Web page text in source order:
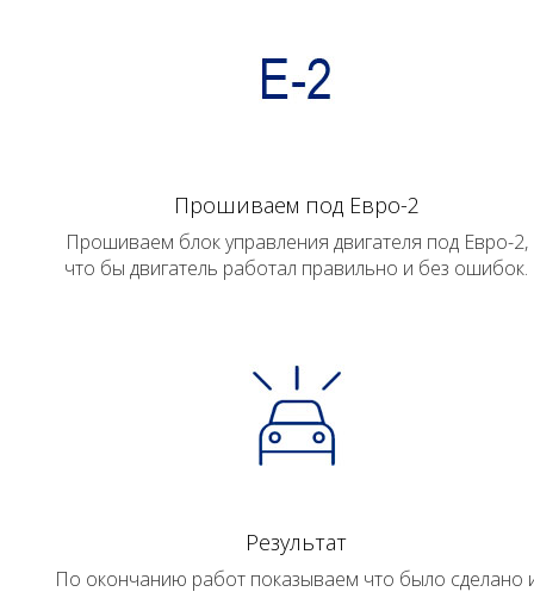
Прошиваем под Евро-2
Прошиваем блок управления двигателя под Евро-2,
что бы двигатель работал правильно и без ошибок.
Результат
По окончанию работ показываем что было сделано